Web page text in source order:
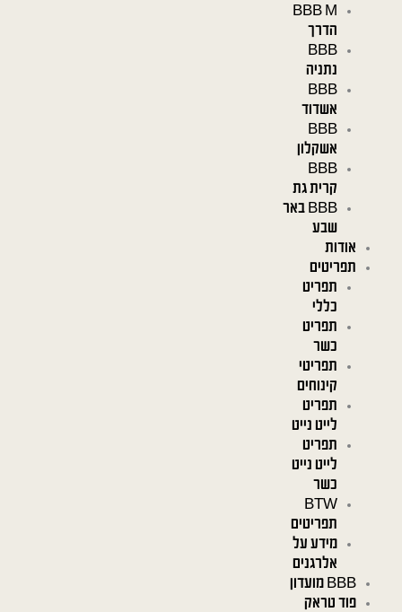
BBB M
הדרך
BBB
נתניה
BBB
אשדוד
BBB
אשקלון
BBB
קרית גת
BBB באר
שבע
אודות
תפריטים
תפריט
כללי
תפריט
כשר
תפריטי
קינוחים
תפריט
לייט נייט
תפריט
לייט נייט
כשר
BTW
תפריטים
מידע על
אלרגנים
BBB מועדון
פוד טראק